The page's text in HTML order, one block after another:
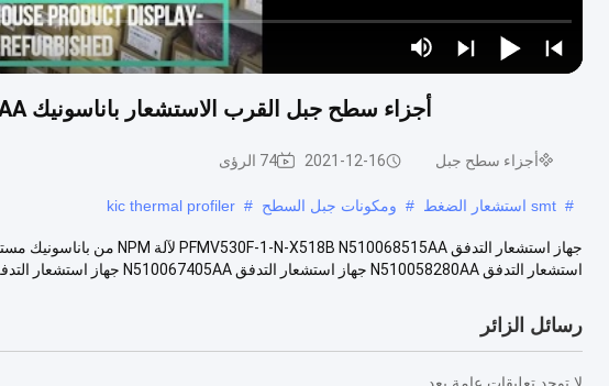
أجزاء سطح جبل القرب الاستشعار باناسونيك PFMV530F-1-N-X518B N510068515AA
أجزاء سطح جبل 2021-12-16 74 الرؤى
# smt استشعار الضغط # ومكونات جبل السطح #
kic thermal profiler
استشعار التدفق N510058280AA جهاز استشعار التدفق N510067405AA جهاز استشعار التدفق ...
رسائل الزائر
لا توجد تعليقات عامة بعد